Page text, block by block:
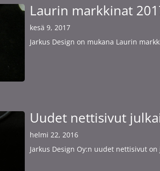
Laurin markkinat
kesä 9, 2017
Jarkus Design on mukana Laurin
Uudet nettisivut
helmi 22, 2016
Jarkus Design Oy:n uudet nettisivut